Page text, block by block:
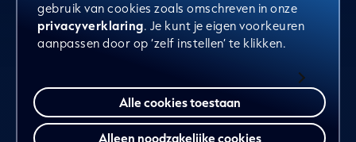
gebruik van cookies zoals omschreven in onze
privacyverklaring. Je kunt je eigen voorkeuren
aanpassen door op ‘zelf instellen’ te klikken.
Alle cookies toestaan
Alleen noodzakelijke cookies